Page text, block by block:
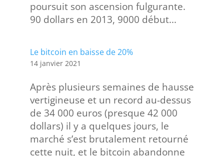
poursuit son ascension fulgurante.
90 dollars en 2013, 9000 début...
Le bitcoin en baisse de 20%
14 janvier 2021
Après plusieurs semaines de hausse
vertigineuse et un record au-dessus
de 34 000 euros (presque 42 000
dollars) il y a quelques jours, le
marché s’est brutalement retourné
cette nuit, et le bitcoin abandonne